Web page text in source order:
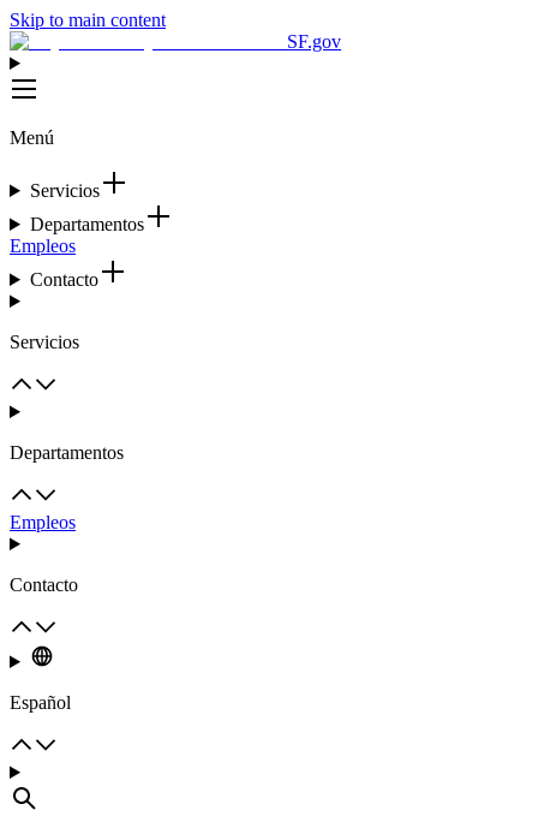
Skip to main content
SF.gov
Menú
Servicios
Departamentos
Empleos
Contacto
Servicios
Departamentos
Empleos
Contacto
Español